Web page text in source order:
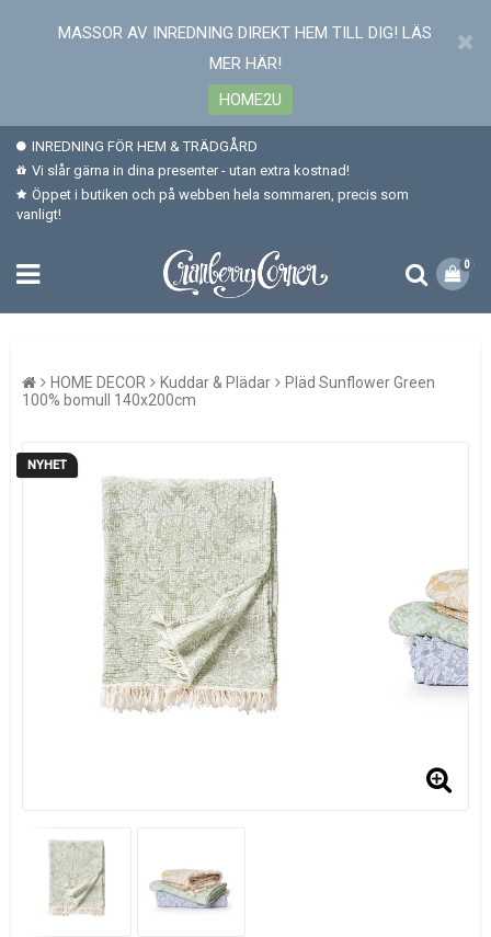
MASSOR AV INREDNING DIREKT HEM TILL DIG! LÄS
MER HÄR!
HOME2U
INREDNING FÖR HEM & TRÄDGÅRD
Vi slår gärna in dina presenter - utan extra kostnad!
Öppet i butiken och på webben hela sommaren, precis som
vanligt!
0
HOME DECOR Kuddar & Plädar
Pläd Sunflower Green
100% bomull 140x200cm
NYHET